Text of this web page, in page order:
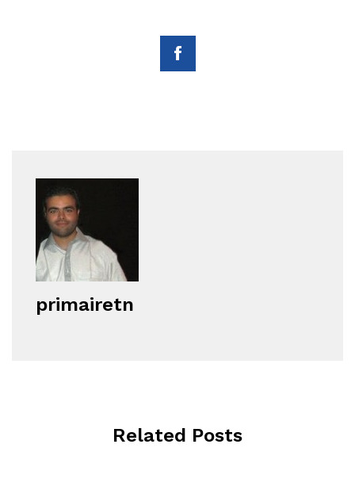
primairetn
Related Posts